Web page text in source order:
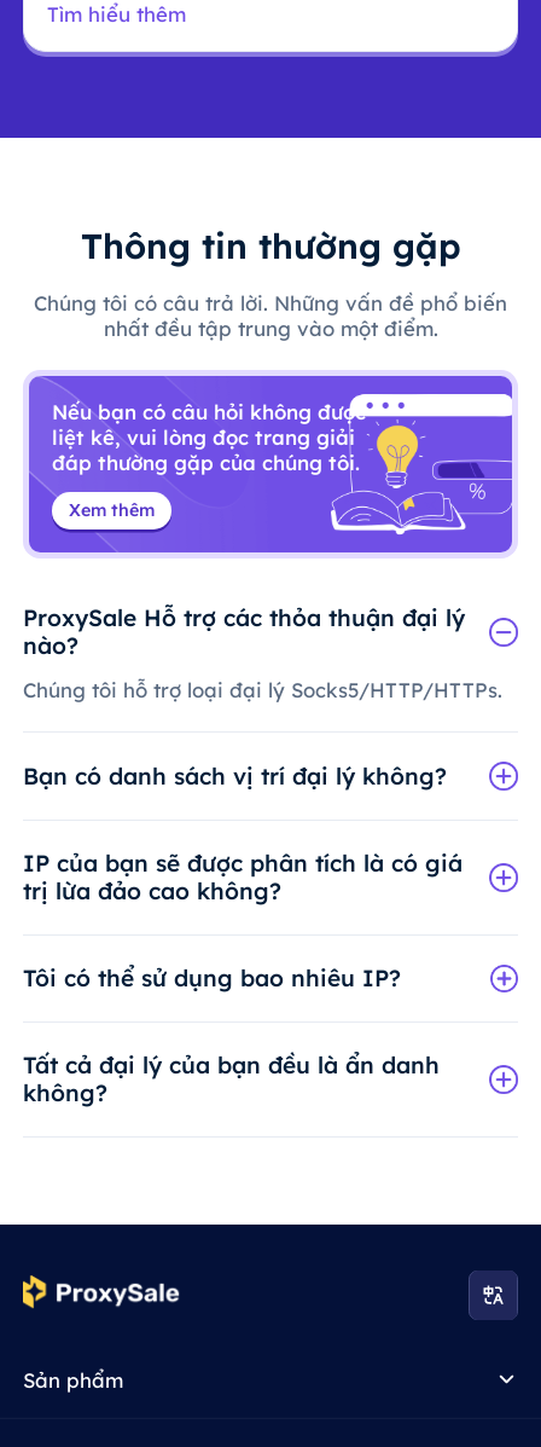
Tìm hiểu thêm
Thông tin thường gặp
Chúng tôi có câu trả lời. Những vấn đề phổ biến
nhất đều tập trung vào một điểm.
Nếu bạn có câu hỏi không được
liệt kê, vui lòng đọc trang giải
đáp thường gặp của chúng tôi.
Xem thêm
ProxySale Hỗ trợ các thỏa thuận đại lý
nào?
Chúng tôi hỗ trợ loại đại lý Socks5/HTTP/HTTPs.
Bạn có danh sách vị trí đại lý không?
IP của bạn sẽ được phân tích là có giá
trị lừa đảo cao không?
Tôi có thể sử dụng bao nhiêu IP?
Tất cả đại lý của bạn đều là ẩn danh
không?
Sản phẩm